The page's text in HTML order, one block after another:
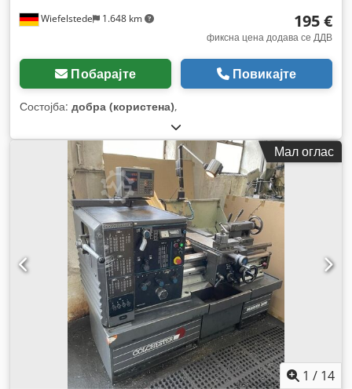
Wiefelstede 1.648 km 195 €
фиксна цена додава се ДДВ
Побарајте Повикајте
Состојба: добра (користена),
Мал оглас
1 / 14